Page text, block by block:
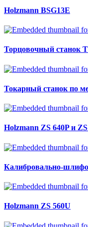
Holzmann BSG13E
Торцовочный станок
Токарный станок по
Holzmann ZS 640P и
Калибровально-
Holzmann ZS 560U